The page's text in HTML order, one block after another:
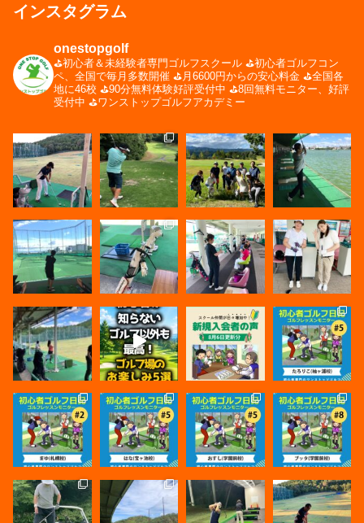
インスタグラム
onestopgolf
⛳️初心者＆未経験者専門ゴルフスクール ⛳️初心者ゴルフコン
ペ、全国で毎月多数開催 ⛳️月6600円からの安心料金 ⛳️全国各
地に46校 ⛳️90分無料体験好評受付中 ⛳️8回無料モニター、好評
受付中 ⛳️ワンストップゴルフアカデミー